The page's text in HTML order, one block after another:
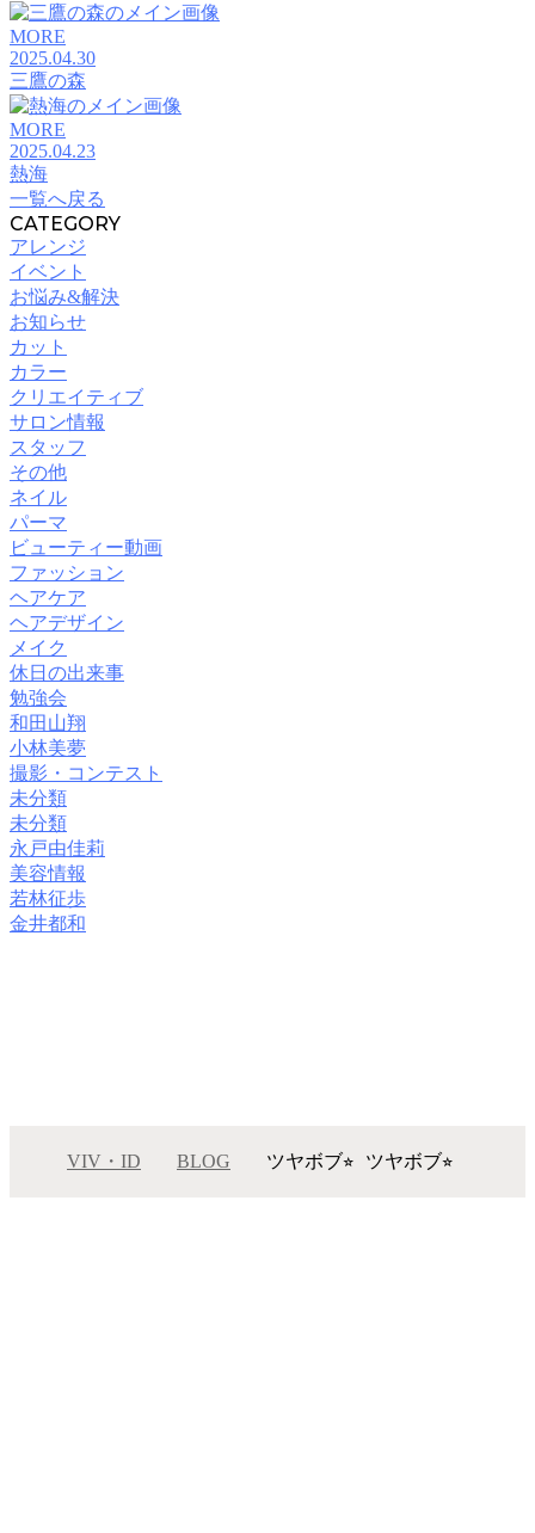
MORE
2025.04.30
三鷹の森
MORE
2025.04.23
熱海
一覧へ戻る
CATEGORY
アレンジ
イベント
お悩み&解決
お知らせ
カット
カラー
クリエイティブ
サロン情報
スタッフ
その他
ネイル
パーマ
ビューティー動画
ファッション
ヘアケア
ヘアデザイン
メイク
休日の出来事
勉強会
和田山翔
小林美夢
撮影・コンテスト
未分類
未分類
永戸由佳莉
美容情報
若林征歩
金井都和
VIV・ID BLOG ツヤボブ⭐︎ ツヤボブ⭐︎